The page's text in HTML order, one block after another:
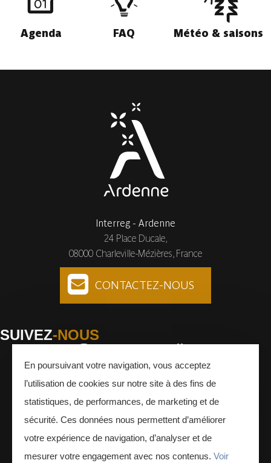
Agenda FAQ Météo & saisons
Interreg - Ardenne
24 Place Ducale,
08000 Charleville-Mézières, France
CONTACTEZ-NOUS
SUIVEZ-NOUS
Facebook Instagram Youtube
En poursuivant votre navigation, vous acceptez
l’utilisation de cookies sur notre site à des fins de
statistiques, de performances, de marketing et de
sécurité. Ces données nous permettent d’améliorer
votre expérience de navigation, d’analyser et de
mesurer votre engagement avec nos contenus. Voir